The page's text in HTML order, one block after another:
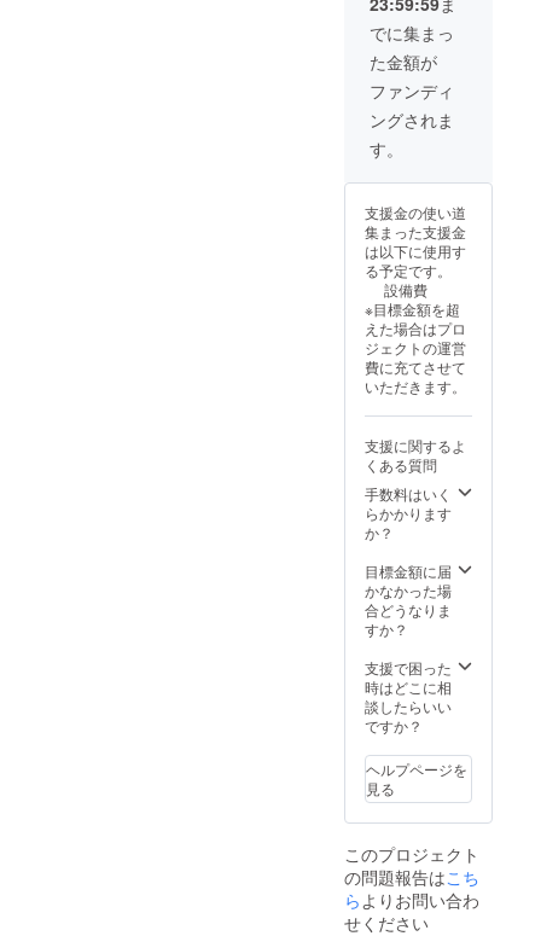
や急須
の柄や
デザイ
ンは現
在作成
してお
ります
りさせ
ていた
だきま
す。
ていた
だきま
す。
【セッ
ト内
容】 ・
セラ
し 1個
きマグ
カッ
プ 1個
・陶器
のポッ
ト
1個
マグ
カップ
やポッ
トの柄
インは
現在作
成して
おりま
すが、
送りさ
せてい
ただき
ます。
でに集まっ
た金額が
ファンディ
ングされま
す。
支援金の使い道
集まった支援金
は以下に使用す
る予定です。
設備費
※目標金額を超
えた場合はプロ
ジェクトの運営
費に充てさせて
いただきます。
支援に関するよ
くある質問
手数料はいく
らかかります
か？
目標金額に届
かなかった場
合どうなりま
すか？
支援で困った
時はどこに相
談したらいい
ですか？
ヘルプページを
見る
このプロジェクト
の問題報告はこち
ら よりお問い合わ
せください